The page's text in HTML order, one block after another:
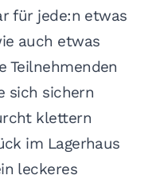
für jede:n etwas
auch etwas
Teilnehmenden
sich sichern
klettern
im Lagerhaus
leckeres